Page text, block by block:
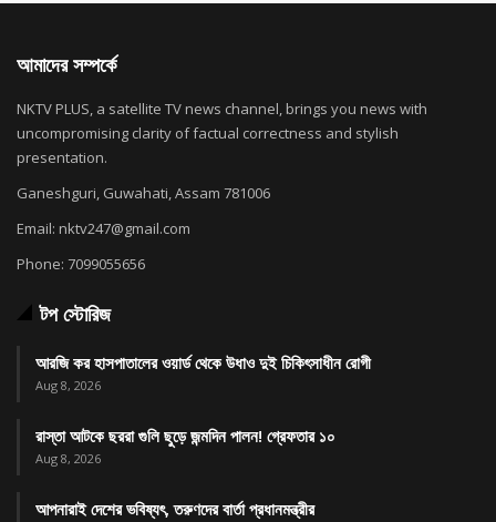
আমাদের সম্পর্কে
NKTV PLUS, a satellite TV news channel, brings you news with
uncompromising clarity of factual correctness and stylish
presentation.
Ganeshguri, Guwahati, Assam 781006
Email: nktv247@gmail.com
Phone: 7099055656
টপ স্টোরিজ
আরজি কর হাসপাতালের ওয়ার্ড থেকে উধাও দুই চিকিৎসাধীন রোগী
Aug 8, 2026
রাস্তা আটকে ছররা গুলি ছুড়ে জন্মদিন পালন! গ্রেফতার ১০
Aug 8, 2026
আপনারাই দেশের ভবিষ্যৎ, তরুণদের বার্তা প্রধানমন্ত্রীর